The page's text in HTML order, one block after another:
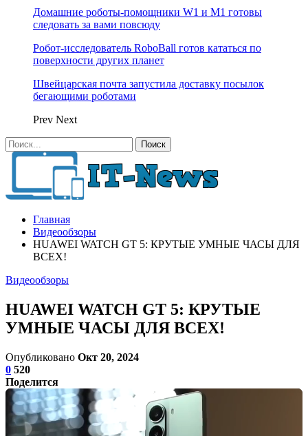
Домашние роботы-помощники W1 и M1 готовы
следовать за вами повсюду
Робот-исследователь RoboBall готов кататься по
поверхности других планет
Швейцарская почта запустила доставку посылок
бегающими роботами
Prev Next
Главная
Видеообзоры
HUAWEI WATCH GT 5: КРУТЫЕ УМНЫЕ ЧАСЫ ДЛЯ
ВСЕХ!
Видеообзоры
HUAWEI WATCH GT 5: КРУТЫЕ
УМНЫЕ ЧАСЫ ДЛЯ ВСЕХ!
Опубликовано Окт 20, 2024
0 520
Поделится